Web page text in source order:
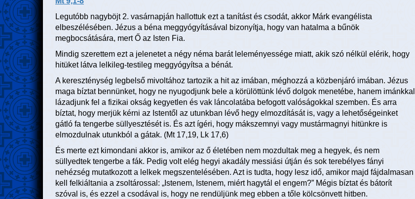
Legutóbb nagyböjt 2. vasárnapján hallottuk ezt a tanítást és csodát, akkor Márk evangélista
elbeszélésében. Jézus a béna meggyógyításával bizonyítja, hogy van hatalma a bűnök
megbocsátására, mert Ő az Isten Fia.
Mindig szerettem ezt a jelenetet a négy néma barát leleményessége miatt, akik szó nélkül elérik, hogy
hitüket látva lelkileg-testileg meggyógyítsa a bénát.
A kereszténység legbelső mivoltához tartozik a hit az imában, méghozzá a közbenjáró imában. Jézus
maga bíztat bennünket, hogy ne nyugodjunk bele a körülöttünk lévő dolgok menetébe, hanem imánkkal
lázadjunk fel a fizikai okság kegyetlen és vak láncolatába befogott valóságokkal szemben. És arra
bíztat, hogy merjük kérni az Istentől az utunkban lévő hegy elmozdítását is, vagy a lehetőségeinket
gátló fa tengerbe süllyesztését is. És azt ígéri, hogy mákszemnyi vagy mustármagnyi hitünkre is
elmozdulnak utunkból a gátak. (Mt 17,19, Lk 17,6)
És merte ezt kimondani akkor is, amikor az ő életében nem mozdultak meg a hegyek, és nem
süllyedtek tengerbe a fák. Pedig volt elég hegyi akadály messiási útján és sok terebélyes fányi
nehézség mutatkozott a lelkek megszentelésében. Azt is tudta, hogy lesz idő, amikor majd fájdalmasan
kell felkiáltania a zsoltárossal: „Istenem, Istenem, miért hagytál el engem?” Mégis bíztat és bátorít
szóval is, és ezzel a csodával is, hogy ne rendüljünk meg ebben a tőle kölcsönvett hitben.